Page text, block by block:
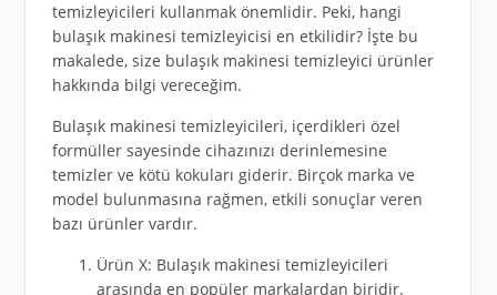
temizleyicileri kullanmak önemlidir. Peki, hangi
bulaşık makinesi temizleyicisi en etkilidir? İşte bu
makalede, size bulaşık makinesi temizleyici ürünler
hakkında bilgi vereceğim.
Bulaşık makinesi temizleyicileri, içerdikleri özel
formüller sayesinde cihazınızı derinlemesine
temizler ve kötü kokuları giderir. Birçok marka ve
model bulunmasına rağmen, etkili sonuçlar veren
bazı ürünler vardır.
Ürün X: Bulaşık makinesi temizleyicileri
arasında en popüler markalardan biridir.